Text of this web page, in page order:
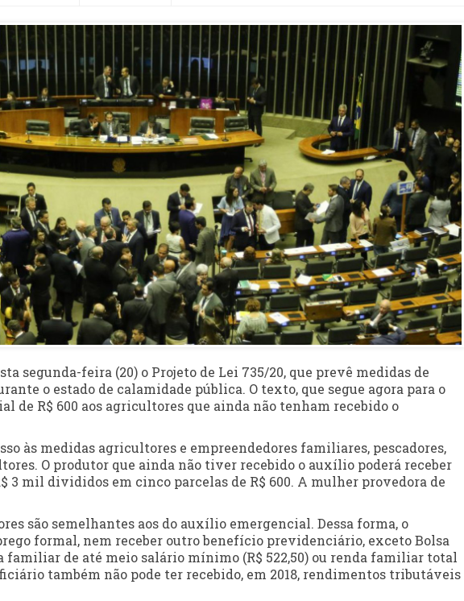
segunda-feira (20) o Projeto de Lei 735/20, que prevê medidas de
o estado de calamidade pública. O texto, que segue agora para o
de R$ 600 aos agricultores que ainda não tenham recebido o
às medidas agricultores e empreendedores familiares, pescadores,
O produtor que ainda não tiver recebido o auxílio poderá receber
3 mil divididos em cinco parcelas de R$ 600. A mulher provedora de
são semelhantes aos do auxílio emergencial. Dessa forma, o
formal, nem receber outro benefício previdenciário, exceto Bolsa
familiar de até meio salário mínimo (R$ 522,50) ou renda familiar total
também não pode ter recebido, em 2018, rendimentos tributáveis